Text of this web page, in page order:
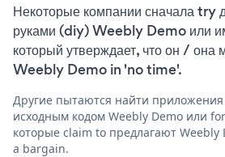
Некоторые компании сначала try
руками (diy) Weebly Demo или
который утверждает, что он / она
Weebly Demo in 'no time'.
Другие пытаются найти
исходным кодом Weebly Demo или
которые claim to предлагают
a bargain.